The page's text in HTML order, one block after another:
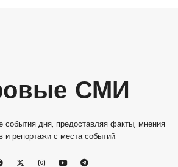
СМИ
дня, предоставляя факты, мнения
и репортажи с места событий.